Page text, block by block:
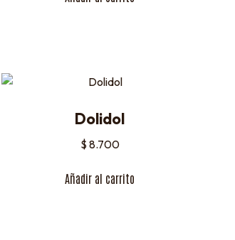
Dolidol
$ 8.700
Añadir al carrito